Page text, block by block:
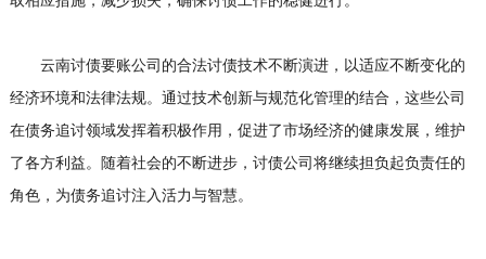
云南讨债要账公司的合法讨债技术不断演进，以适应不断变化的
经济环境和法律法规。通过技术创新与规范化管理的结合，这些公司
在债务追讨领域发挥着积极作用，促进了市场经济的健康发展，维护
了各方利益。随着社会的不断进步，讨债公司将继续担负起负责任的
角色，为债务追讨注入活力与智慧。